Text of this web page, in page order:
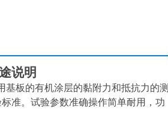
说明
基板的有机涂层的黏附力和抵抗力的测
准。试验参数准确操作简单耐用，功